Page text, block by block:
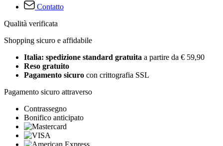
Contatto
Qualità verificata
Shopping sicuro e affidabile
Italia: spedizione standard gratuita a partire da € 59,90
Reso gratuito
Pagamento sicuro con crittografia SSL
Pagamento sicuro attraverso
Contrassegno
Bonifico anticipato